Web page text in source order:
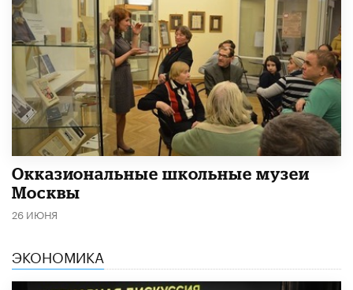
​Окказиональные школьные музеи
Москвы
26 ИЮНЯ
ЭКОНОМИКА